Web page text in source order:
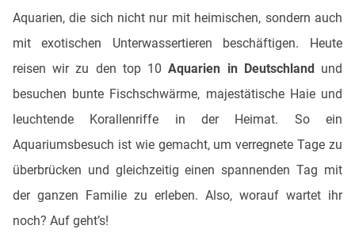
Aquarien, die sich nicht nur mit heimischen, sondern auch
mit exotischen Unterwassertieren beschäftigen. Heute
reisen wir zu den top 10Aquarien in Deutschlandund
besuchen bunte Fischschwärme, majestätische Haie und
leuchtende Korallenriffe in der Heimat. So ein
Aquariumsbesuch ist wie gemacht, um verregnete Tage zu
überbrücken und gleichzeitig einen spannenden Tag mit
der ganzen Familie zu erleben. Also, worauf wartet ihr
noch? Auf geht’s!